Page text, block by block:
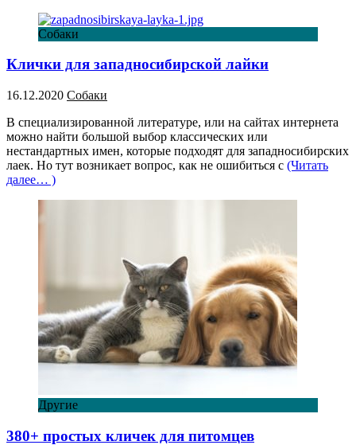
Собаки
Клички для западносибирской лайки
16.12.2020 Собаки
В специализированной литературе, или на сайтах интернета
можно найти большой выбор классических или
нестандартных имен, которые подходят для западносибирских
лаек. Но тут возникает вопрос, как не ошибиться с (Читать
далее… )
Другие
380+ простых кличек для питомцев